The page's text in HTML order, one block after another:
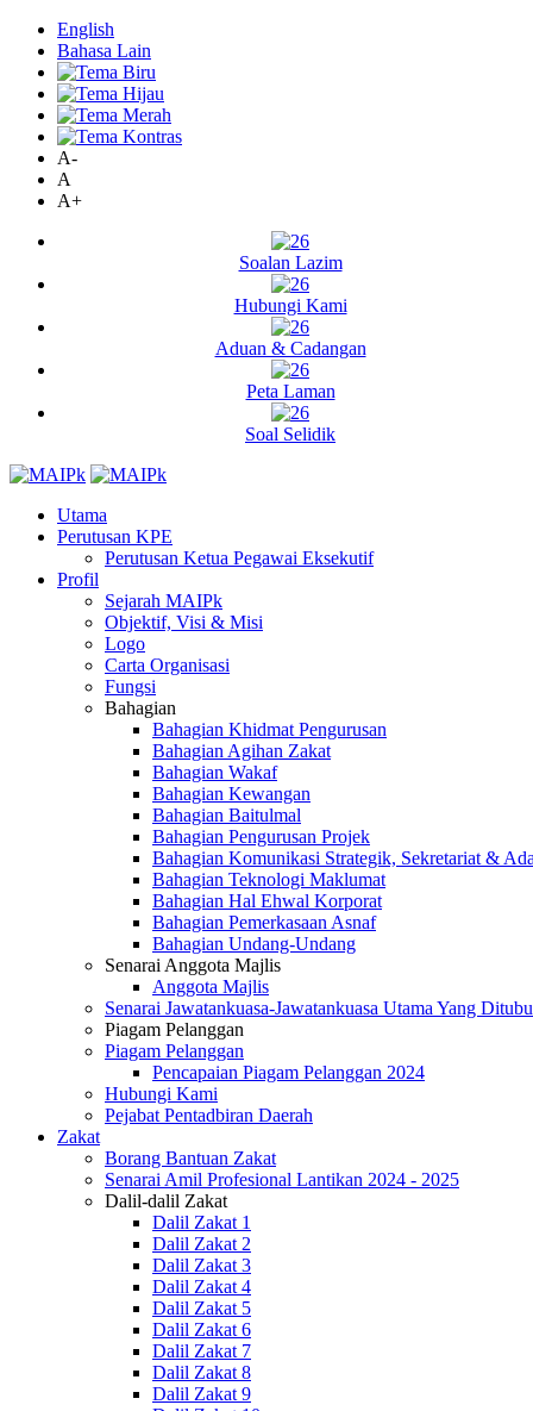
English
Bahasa Lain
A-
A
A+
Soalan Lazim
Hubungi Kami
Aduan & Cadangan
Peta Laman
Soal Selidik
Utama
Perutusan KPE
Perutusan Ketua Pegawai Eksekutif
Profil
Sejarah MAIPk
Objektif, Visi & Misi
Logo
Carta Organisasi
Fungsi
Bahagian
Bahagian Khidmat Pengurusan
Bahagian Agihan Zakat
Bahagian Wakaf
Bahagian Kewangan
Bahagian Baitulmal
Bahagian Pengurusan Projek
Bahagian Komunikasi Strategik, Sekretariat &
Bahagian Teknologi Maklumat
Bahagian Hal Ehwal Korporat
Bahagian Pemerkasaan Asnaf
Bahagian Undang-Undang
Senarai Anggota Majlis
Anggota Majlis
Senarai Jawatankuasa-Jawatankuasa Utama Yang
Piagam Pelanggan
Piagam Pelanggan
Pencapaian Piagam Pelanggan 2024
Hubungi Kami
Pejabat Pentadbiran Daerah
Zakat
Borang Bantuan Zakat
Senarai Amil Profesional Lantikan 2024 - 2025
Dalil-dalil Zakat
Dalil Zakat 1
Dalil Zakat 2
Dalil Zakat 3
Dalil Zakat 4
Dalil Zakat 5
Dalil Zakat 6
Dalil Zakat 7
Dalil Zakat 8
Dalil Zakat 9